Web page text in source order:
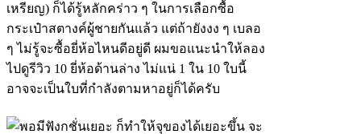
เหรียญ) ก็ได้รู้หลักคร่าว ๆ ในการเลือกซื้อ
กระเป๋าสตางค์ผู้ชายกันแล้ว แต่ถ้ายังงง ๆ เบลอ
ๆ ไม่รู้จะซื้อยี่ห้อไหนดีอยู่ดี ผมขอแนะนำให้ลอง
ไปดูรีวิว 10 ยี่ห้อด้านล่าง ไม่แน่ 1 ใน 10 ใบนี้
อาจจะเป็นใบที่กำลังตามหาอยู่ก็ได้ครับ